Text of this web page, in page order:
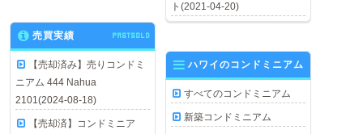
ト(2021-04-20)
売買実績 PASTSOLD
【売却済み】売りコンドミ
ニアム 444 Nahua
2101(2024-08-18)
【売却済】コンドミニア
ハワイのコンドミニアム
すべてのコンドミニアム
新築コンドミニアム